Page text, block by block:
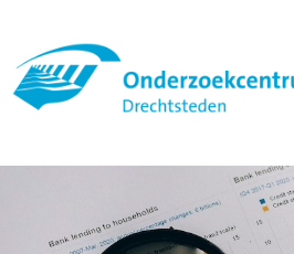
naar
inhoud